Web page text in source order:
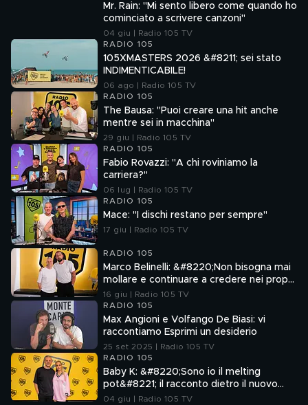
Mr. Rain: "Mi sento libero come quando ho
cominciato a scrivere canzoni"
04 giu | Radio 105 TV
RADIO 105
105XMASTERS 2026 &#8211; sei stato
INDIMENTICABILE!
06 ago | Radio 105 TV
RADIO 105
The Bausa: "Puoi creare una hit anche
mentre sei in macchina"
29 giu | Radio 105 TV
RADIO 105
Fabio Rovazzi: "A chi roviniamo la
carriera?"
06 lug | Radio 105 TV
RADIO 105
Mace: "I dischi restano per sempre"
17 giu | Radio 105 TV
RADIO 105
Marco Belinelli: &#8220;Non bisogna mai
mollare e continuare a credere nei propri
sogni&#8221;
16 giu | Radio 105 TV
RADIO 105
Max Angioni e Volfango De Biasi: vi
raccontiamo Esprimi un desiderio
25 set 2025 | Radio 105 TV
RADIO 105
Baby K: &#8220;Sono io il melting
pot&#8221; il racconto dietro il nuovo
singolo TUCAMACARENA
04 giu | Radio 105 TV